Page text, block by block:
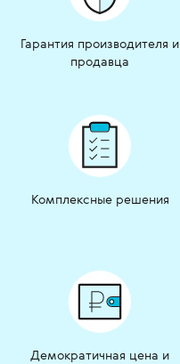
Гарантия производителя и
продавца
Комплексные решения
Демократичная цена и